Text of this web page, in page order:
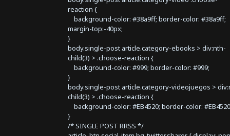
reaction {
background-color: #38a9ff; border-color: #38a9ff;
margin-top:-40px;
}
body.single-post article.category-ebooks > div:nth-
child(3) > .choose-reaction {
background-color: #999; border-color: #999;
}
body.single-post article.category-videojuegos >
child(3) > .choose-reaction {
background-color: #EB4520; border-color:
}
/* SINGLE POST RRSS */